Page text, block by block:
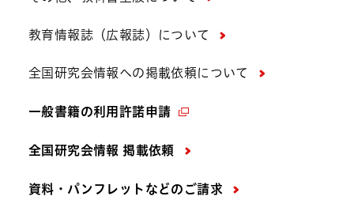
教育情報誌（広報誌）について
全国研究会情報への掲載依頼について
一般書籍の利用許諾申請
全国研究会情報 掲載依頼
資料・パンフレットなどの ご請求